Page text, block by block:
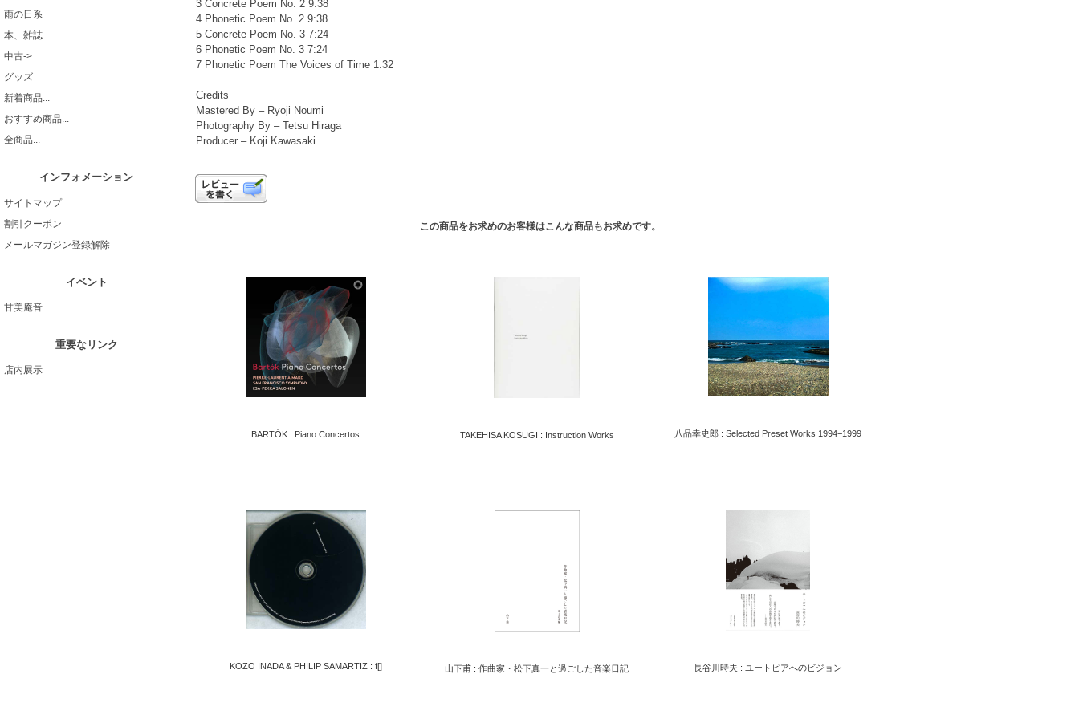
雨の日系
本、雑誌
中古->
グッズ
新着商品...
おすすめ商品...
全商品...
インフォメーション
サイトマップ
割引クーポン
メールマガジン登録解除
イベント
甘美庵音
重要なリンク
店内展示
3 Concrete Poem No. 2 9:38
4 Phonetic Poem No. 2 9:38
5 Concrete Poem No. 3 7:24
6 Phonetic Poem No. 3 7:24
7 Phonetic Poem The Voices of Time 1:32
Credits
Mastered By – Ryoji Noumi
Photography By – Tetsu Hiraga
Producer – Koji Kawasaki
この商品をお求めのお客様はこんな商品もお求めです。
BARTÓK : Piano Concertos TAKEHISA KOSUGI : Instruction Works 八品幸史郎 : Selected Preset Works 1994−1999
KOZO INADA & PHILIP SAMARTIZ : f[] 山下甫 : 作曲家・松下真一と過ごした音楽日記 長谷川時夫 : ユートピアへのビジョン